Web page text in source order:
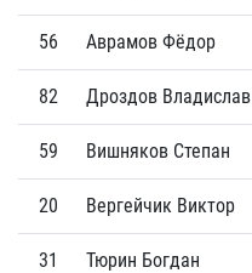
56 Аврамов Фёдор
82 Дроздов Владислав
59 Вишняков Степан
20 Вергейчик Виктор
31 Тюрин Богдан